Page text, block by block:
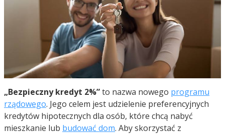
„Bezpieczny kredyt 2%”to nazwa nowego programu
rządowego. Jego celem jest udzielenie preferencyjnych
kredytów hipotecznych dla osób, które chcą nabyć
mieszkanie lub budować dom. Aby skorzystać z